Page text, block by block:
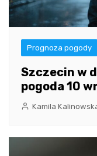
Prognoza pogody
Szczecin w
pogoda 10
Kamila